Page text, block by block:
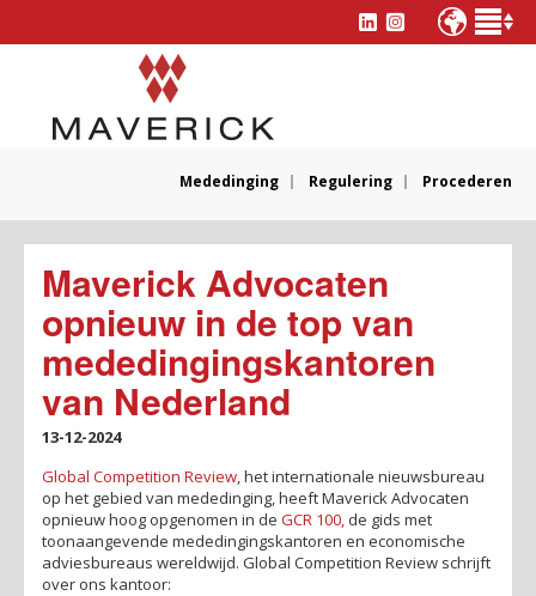
Mededinging Regulering Procederen
Maverick Advocaten
opnieuw in de top van
mededingingskantoren
van Nederland
13-12-2024
Global Competition Review , het internationale nieuwsbureau
op het gebied van mededinging, heeft Maverick Advocaten
opnieuw hoog opgenomen in de GCR 100, de gids met
toonaangevende mededingingskantoren en economische
adviesbureaus wereldwijd. Global Competition Review schrijft
over ons kantoor: